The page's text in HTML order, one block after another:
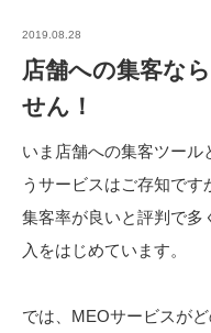
2019.08.28
店舗への集客な
せん！
いま店舗への集客ツー
うサービスはご存知です
集客率が良いと評判で多
入をはじめています。
では、MEOサービスが